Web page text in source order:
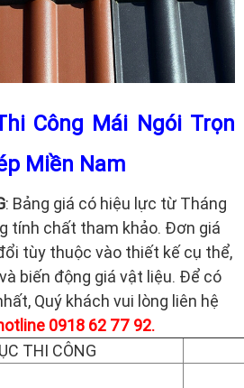
Công Mái Ngói Trọn
Miền Nam
: Bảng giá có hiệu lực từ Tháng
tính chất tham khảo. Đơn giá
tùy thuộc vào thiết kế cụ thể,
biến động giá vật liệu. Để có
Quý khách vui lòng liên hệ
0918 62 77 92.
THI CÔNG